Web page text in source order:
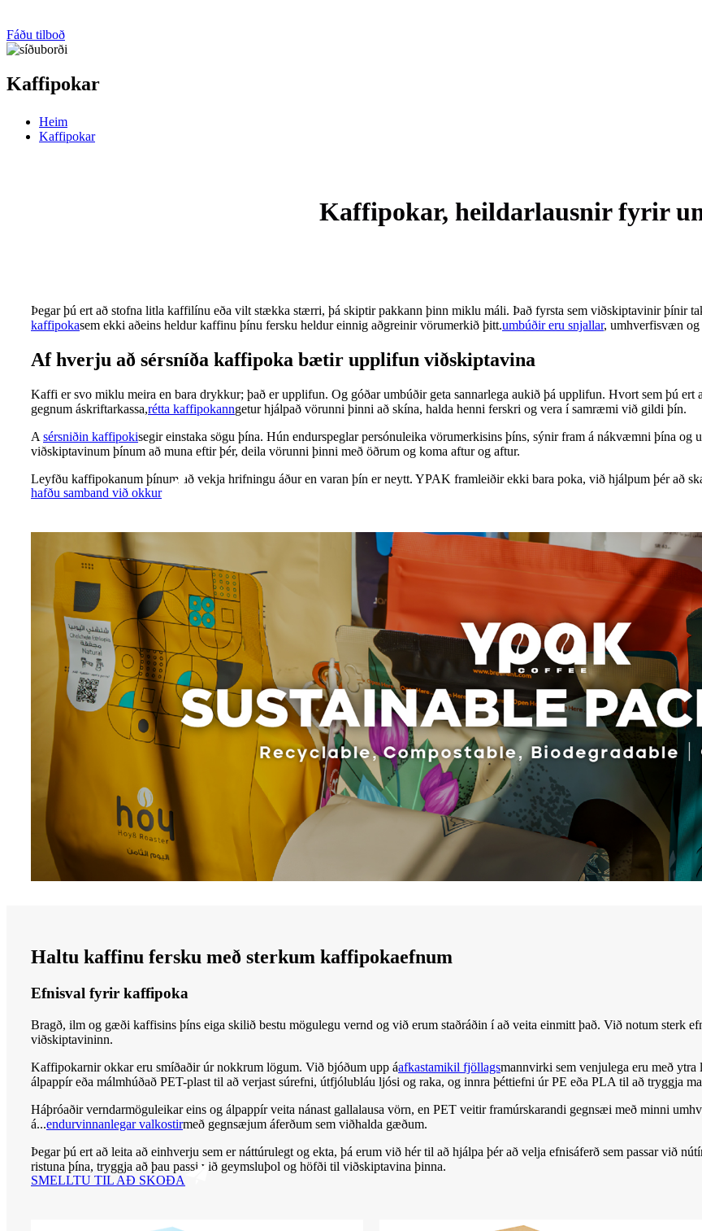
Fáðu tilboð
Kaffipokar
Heim
Kaffipokar
Kaffipokar, heildarlausnir fyrir
Þegar þú ert að stofna litla kaffilínu eða vilt stækka stærri, þá skiptir pakkann þinn miklu máli. Það fyrsta sem viðskiptavinir þínir
kaffipokasem ekki aðeins heldur kaffinu þínu fersku heldur einnig aðgreinir vörumerkið þitt.umbúðir eru snjallar, umhverfisvæn og
Af hverju að sérsníða kaffipoka bætir upplifun viðskiptavina
Kaffi er svo miklu meira en bara drykkur; það er upplifun. Og góðar umbúðir geta sannarlega aukið þá upplifun. Hvort sem þú
gegnum áskriftarkassa,rétta kaffipokanngetur hjálpað vörunni þinni að skína, halda henni ferskri og vera í samræmi við gildi þín.
A sérsniðin kaffipokisegir einstaka sögu þína. Hún endurspeglar persónuleika vörumerkisins þíns, sýnir fram á nákvæmni þína
viðskiptavinum þínum að muna eftir þér, deila vörunni þinni með öðrum og koma aftur og aftur.
Leyfðu kaffipokanum þínum að vekja hrifningu áður en varan þín er neytt. YPAK framleiðir ekki bara poka, við hjálpum þér að
hafðu samband við okkur
Haltu kaffinu fersku með sterkum kaffipokaefnum
Efnisval fyrir kaffipoka
Bragð, ilm og gæði kaffisins þíns eiga skilið bestu mögulegu vernd og við erum staðráðin í að veita einmitt það. Við notum sterk
viðskiptavininn.
Kaffipokarnir okkar eru smíðaðir úr nokkrum lögum. Við bjóðum upp áafkastamikil fjöllagsmannvirki sem venjulega eru með ytra
álpappír eða málmhúðað PET-plast til að verjast súrefni, útfjólubláu ljósi og raka, og innra þéttiefni úr PE eða PLA til að tryggja
Háþróaðir verndarmöguleikar eins og álpappír veita nánast gallalausa vörn, en PET veitir framúrskarandi gegnsæi með minni
á...endurvinnanlegar valkostirmeð gegnsæjum áferðum sem viðhalda gæðum.
Þegar þú ert að leita að einhverju sem er náttúrulegt og ekta, þá erum við hér til að hjálpa þér að velja efnisáferð sem passar við
ristuna þína, tryggja að þau passi við geymsluþol og höfði til viðskiptavina þinna.
SMELLTU TIL AÐ SKOÐA